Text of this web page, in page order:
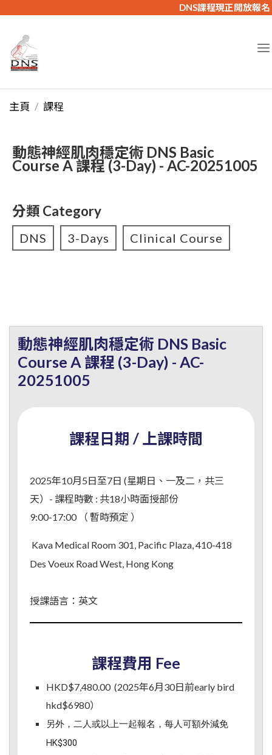
DNS課程現正開放報
主頁 課程
動態神經肌肉穩定術 DNS Basic
Course A 課程 (3-Day) - AC-20251005
分類 Category
DNS 3-Days Clinical Course
動態神經肌肉穩定術 DNS Basic
Course A 課程 (3-Day) - AC-
20251005
課程日期 / 上課時間
2025年10月5日至7日 (星期日、一及二，共三
天）- 課程時數 : 共18小時面授部份
9:00-17:00 （ 暫時預定 ）
Kava Medical Room 301, Pacific Plaza, 410-418
Des Voeux Road West, Hong Kong
授課語言：英文
課程費用 Fee
HKD$7,480.00 (2025年6月30日前early bird
hkd$6980）
另外， 二人或以上一起報名，每人可額外減免
HK$300